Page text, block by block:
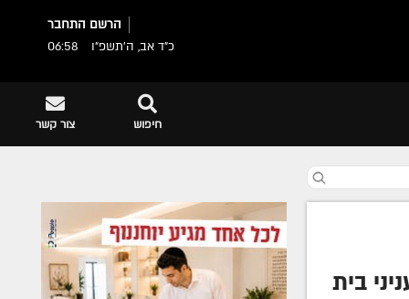
הרשם התחבר
כ"ד אב, ה׳תשפ״ו
06:58
צור קשר חיפוש
בית